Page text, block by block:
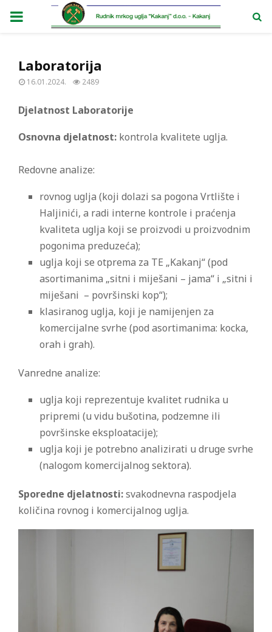
PRIMARY
Laboratorija
16.01.2024. 2489
Djelatnost Laboratorije
Osnovna djelatnost: kontrola kvalitete uglja.
Redovne analize:
rovnog uglja (koji dolazi sa pogona Vrtlište i
Haljinići, a radi interne kontrole i praćenja
kvaliteta uglja koji se proizvodi u proizvodnim
pogonima preduzeća);
uglja koji se otprema za TE „Kakanj“ (pod
asortimanima „sitni i miješani – jama“ i „sitni i
miješani – površinski kop“);
klasiranog uglja, koji je namijenjen za
komercijalne svrhe (pod asortimanima: kocka,
orah i grah).
Vanredne analize:
uglja koji reprezentuje kvalitet rudnika u
pripremi (u vidu bušotina, podzemne ili
površinske eksploatacije);
uglja koji je potrebno analizirati u druge svrhe
(nalogom komercijalnog sektora).
Sporedne djelatnosti:svakodnevna raspodjela
količina rovnog i komercijalnog uglja.